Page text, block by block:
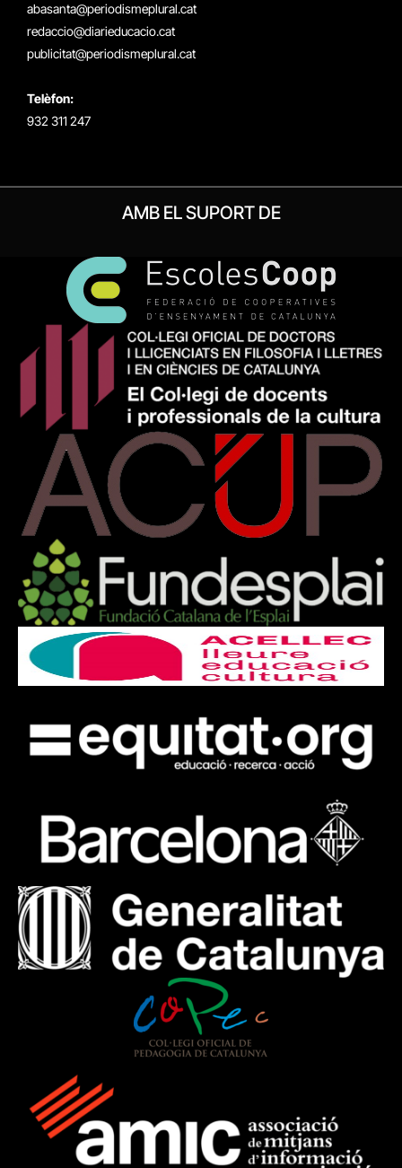
abasanta@periodismeplural.cat
redaccio@diarieducacio.cat
publicitat@periodismeplural.cat
Telèfon:
932 311 247
AMB EL SUPORT DE